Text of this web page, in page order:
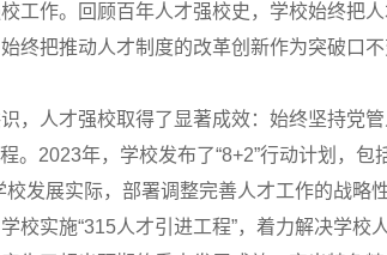
工作。回顾百年人才强校史，学校始终把
终把推动人才制度的改革创新作为突破口不
人才强校取得了显著成效：始终坚持党管
。2023年，学校发布了“8+2”行动计划，包
发展实际，部署调整完善人才工作的战略
校实施“315人才引进工程”，着力解决学校